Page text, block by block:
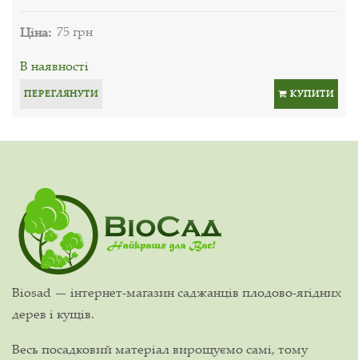
Ціна: 75 грн
В наявності
ПЕРЕГЛЯНУТИ КУПИТИ
Biosad — інтернет-магазин саджанців плодово-ягідних
дерев і кущів.
Весь посадковий матеріал вирощуємо самі, тому